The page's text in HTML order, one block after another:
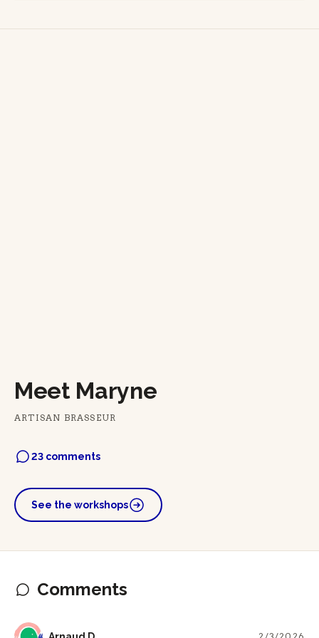
Meet Maryne
ARTISAN BRASSEUR
23 comments
See the workshops
Comments